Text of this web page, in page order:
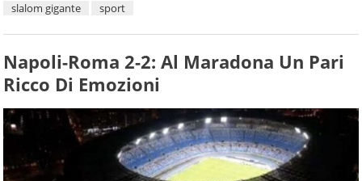
slalom gigante
sport
Napoli-Roma 2-2: Al Maradona Un Pari
Ricco Di Emozioni